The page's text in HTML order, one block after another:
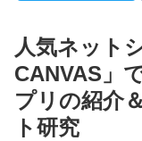
人気ネット
CANVAS」
プリの紹介
ト研究